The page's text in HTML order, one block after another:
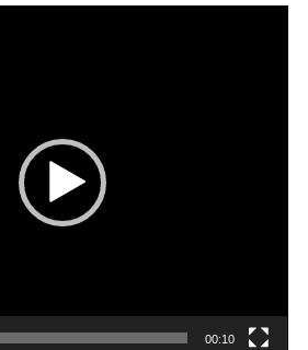
00:10